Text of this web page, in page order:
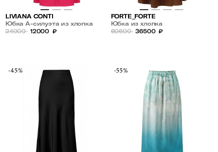
LIVIANA CONTI
Юбка А-силуэта из хлопка
24000 12000 ₽
FORTE_FORTE
Юбка из хлопка
60600 36500 ₽
-45% -55%